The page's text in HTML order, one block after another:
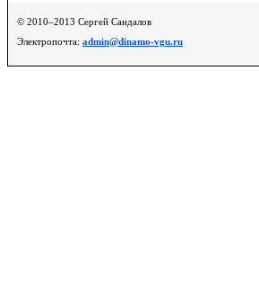
© 2010–2013 Сергей Сандалов
Электропочта: admin@dinamo-vgu.ru